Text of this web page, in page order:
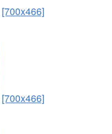
[700x466]
[700x466]